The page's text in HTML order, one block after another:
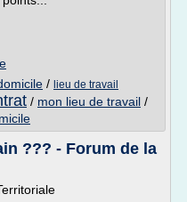
/ lieu de travail
/ mon lieu de travail /
??? - Forum de la